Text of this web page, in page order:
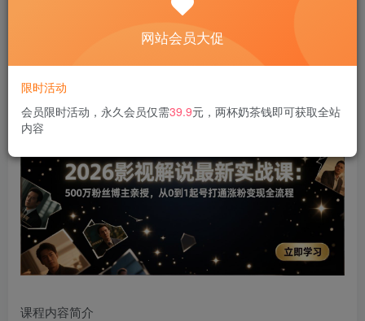
课程内容简介
网站会员大促
限时活动
会员限时活动，永久会员仅需39.9元，两杯奶茶钱即可获取全站
内容